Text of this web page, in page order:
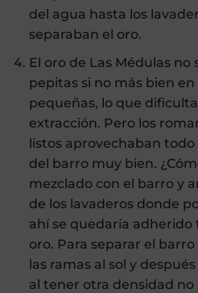
del agua hasta los
separaban el oro.
El oro de Las Médulas
pepitas si no más bien
pequeñas, lo que
extracción. Pero los
listos aprovechaban todo
del barro muy bien.
mezclado con el barro y
de los lavaderos donde
ahí se quedaría adherido
oro. Para separar el
las ramas al sol y
al tener otra densidad